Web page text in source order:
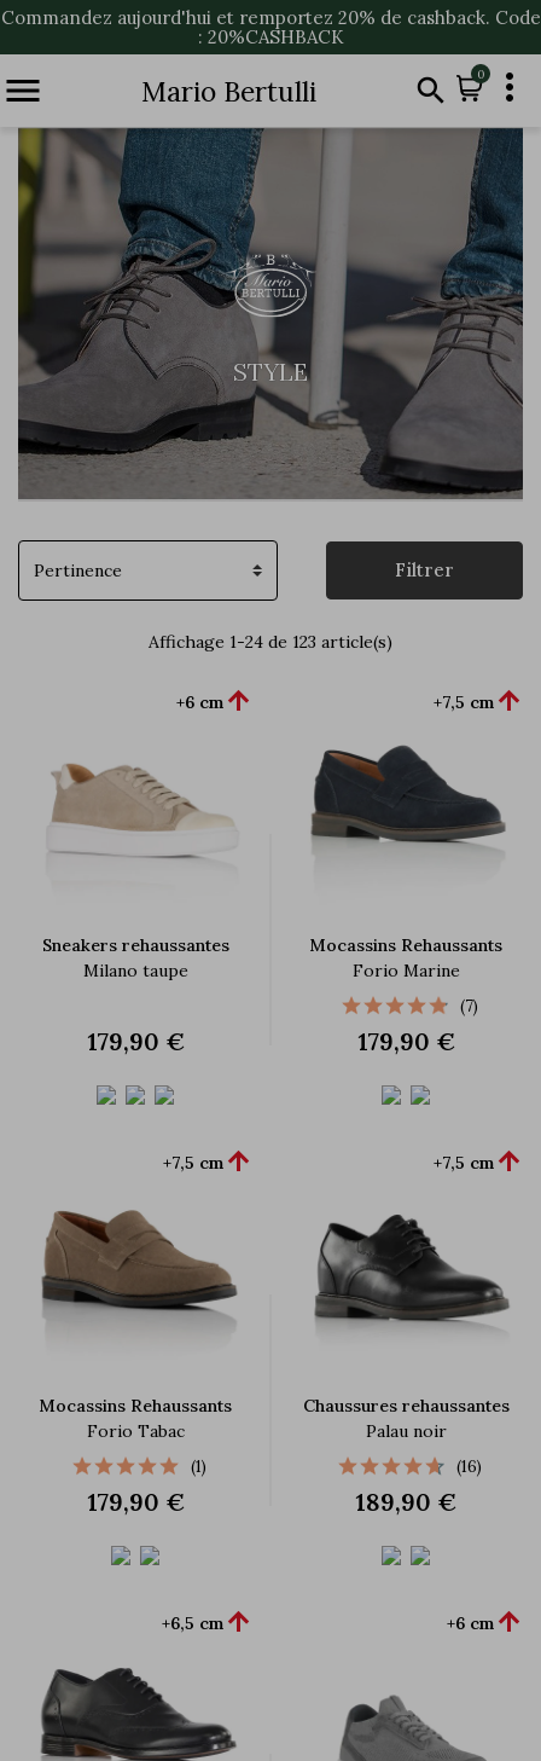
Commandez aujourd'hui et remportez 20% de cashback. Code
: 20%CASHBACK
 Mario Bertulli  0 
STYLE
Filtrer
Affichage 1-24 de 123 article(s)
Sneakers rehaussantes
Milano taupe
+6 cm 
179,90 €
Mocassins Rehaussants
Forio Marine
+7,5 cm 
(7)
179,90 €
Mocassins Rehaussants
Forio Tabac
+7,5 cm 
(1)
179,90 €
Chaussures rehaussantes
Palau noir
+7,5 cm 
(16)
189,90 €
+6,5 cm  +6 cm 